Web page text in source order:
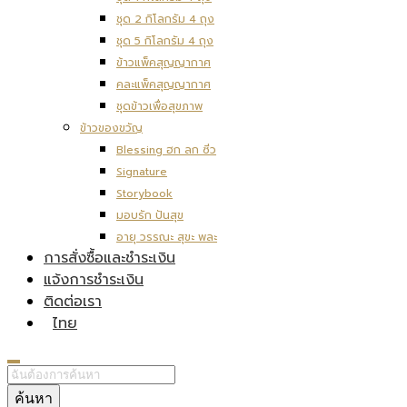
ชุด 2 กิโลกรัม 4 ถุง
ชุด 5 กิโลกรัม 4 ถุง
ข้าวแพ็คสุญญากาศ
คละแพ็คสุญญากาศ
ชุดข้าวเพื่อสุขภาพ
ข้าวของขวัญ
Blessing ฮก ลก ซิ่ว
Signature
Storybook
มอบรัก ปันสุข
อายุ วรรณะ สุขะ พละ
การสั่งซื้อและชำระเงิน
แจ้งการชำระเงิน
ติดต่อเรา
ไทย
ค้นหา